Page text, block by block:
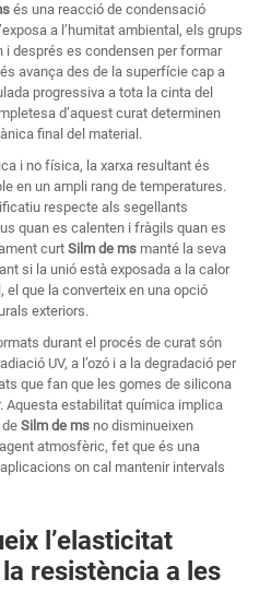
és una reacció de condensació
a l’humitat ambiental, els grups
després es condensen per formar
avança des de la superfície cap a
progressiva a tota la cinta del
d’aquest curat determinen
final del material.
i no física, la xarxa resultant és
en un ampli rang de temperatures.
respecte als segellants
quan es calenten i fràgils quan es
curt Silm de ms manté la seva
si la unió està exposada a la calor
el que la converteix en una opció
exteriors.
durant el procés de curat són
UV, a l’ozó i a la degradació per
que fan que les gomes de silicona
Aquesta estabilitat química implica
Silm de ms no disminueixen
atmosfèric, fet que és una
on cal mantenir intervals
l’elasticitat
resistència a les